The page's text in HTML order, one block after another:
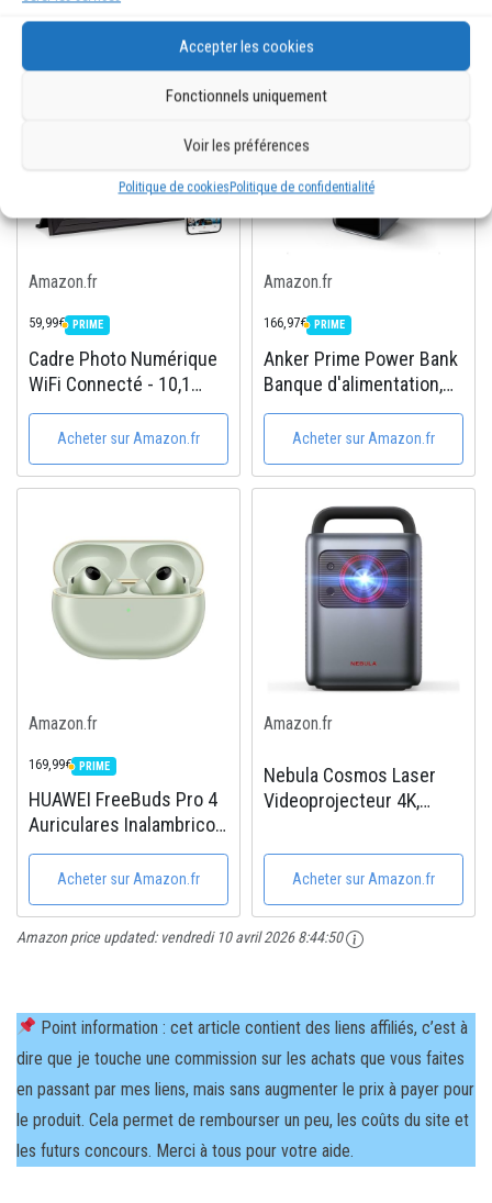
Accepter les cookies
Fonctionnels uniquement
Voir les préférences
Politique de cookiesPolitique de confidentialité
Possibilité de connecter
plus de 100 appareils |
Idéal pour streaming,...
Vidéo (Video Doorbell),
Audio...
Amazon.fr
59,99€ PRIME
PRIME
Cadre Photo Numérique
WiFi Connecté - 10,1
Pouces 32Go Frameo
1280x800 HD Cadres
Video Grand Format IPS
Écran Tactile Rotation
Electronics...
Acheter sur Amazon.fr
Amazon.fr
166,97€ PRIME
PRIME
Anker Prime Power Bank
Banque d'alimentation,
Chargeur Portable
250W,3 Ports 27,650mAh
(99,54 Wh), MacBook
Pro/Air, iPhone
16/15/14/13,
AirPods,Samsung
Acheter sur Amazon.fr
Amazon.fr
169,99€ PRIME
PRIME
HUAWEI FreeBuds Pro 4
Auriculares Inalambricos,
Auriculares Bluetooth
Con Calidad Sonora Sin
Pérdidas, Llamadas
Estables, ANC Dinámica,
Diseño de Cuerdas...
Acheter sur Amazon.fr
Amazon.fr
Nebula Cosmos Laser
Videoprojecteur 4K,
sans Grille, Dolby Audio,
Visionnage de Films avec
Android TV 10.0,
Projecteur Video Idéal
Acheter sur Amazon.fr
Amazon price updated: vendredi 10 avril 2026 8:44:50
Point information : cet article contient des liens affiliés, c’est à
dire que je touche une commission sur les achats que vous faites
en passant par mes liens, mais sans augmenter le prix à payer pour
le produit. Cela permet de rembourser un peu, les coûts du site et
les futurs concours. Merci à tous pour votre aide.